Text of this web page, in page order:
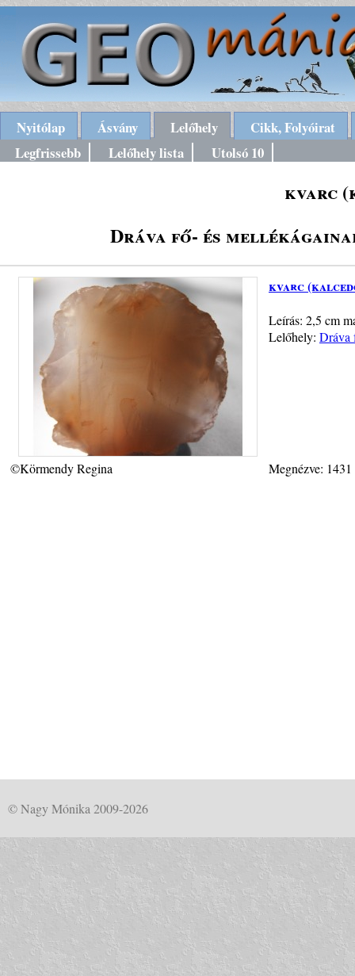
Nyitólap Ásvány Lelőhely
Cikk, Folyóirat
Legfrissebb
Lelőhely lista Utolsó 10
kvarc
Dráva fő- és
kvarc
Leírás: 2,5 cm
Lelőhely: Dráva
©Körmendy Regina Megnézve:
© Nagy Mónika 2009-2026